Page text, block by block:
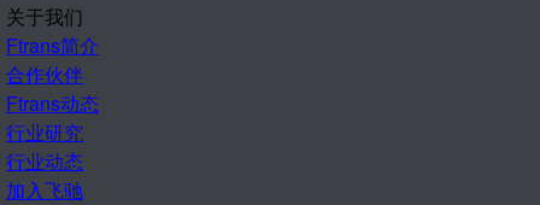
关于我们
Ftrans简介
合作伙伴
Ftrans动态
行业研究
行业动态
加入飞驰